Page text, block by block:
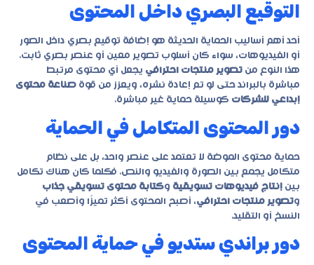
التوقيع البصري داخل المحتوى
أحد أهم أساليب الحماية الحديثة هو إضافة توقيع بصري داخل الصور
أو الفيديوهات، سواء كان أسلوب تصوير معين أو عنصر بصري ثابت.
هذا النوع من تصوير منتجات احترافي يجعل أي محتوى مرتبط
مباشرة بالبراند حتى لو تم إعادة نشره، ويعزز من قوة صناعة محتوى
إبداعي للشركات كوسيلة حماية غير مباشرة.
دور المحتوى المتكامل في الحماية
حماية محتوى الموضة لا تعتمد على عنصر واحد، بل على نظام
متكامل يجمع بين الصورة والفيديو والنص. فكلما كان هناك تكامل
بين إنتاج فيديوهات تسويقية وكتابة محتوى تسويقي جذاب
وتصوير منتجات احترافي، أصبح المحتوى أكثر تميزًا وأصعب في
النسخ أو التقليد.
دور براندي ستديو في حماية المحتوى